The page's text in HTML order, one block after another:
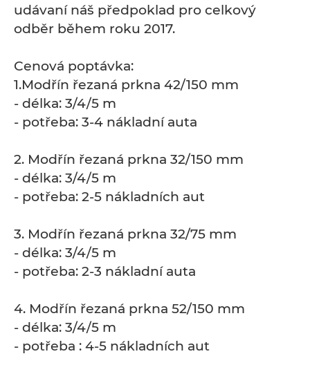
udávaní náš předpoklad pro celkový
odběr během roku 2017.
Cenová poptávka:
1.Modřín řezaná prkna 42/150 mm
- délka: 3/4/5 m
- potřeba: 3-4 nákladní auta
2. Modřín řezaná prkna 32/150 mm
- délka: 3/4/5 m
- potřeba: 2-5 nákladních aut
3. Modřín řezaná prkna 32/75 mm
- délka: 3/4/5 m
- potřeba: 2-3 nákladní auta
4. Modřín řezaná prkna 52/150 mm
- délka: 3/4/5 m
- potřeba : 4-5 nákladních aut